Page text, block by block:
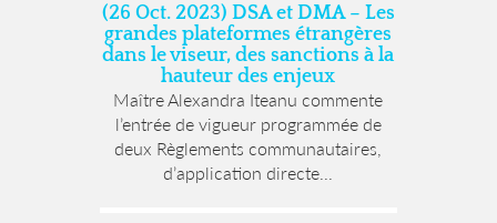
(26 Oct. 2023) DSA et DMA – Les
grandes plateformes étrangères
dans le viseur, des sanctions à la
hauteur des enjeux
Maître Alexandra Iteanu commente
l’entrée de vigueur programmée de
deux Règlements communautaires,
d’application directe...